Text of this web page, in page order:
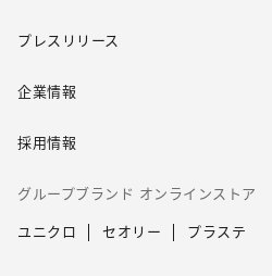
プレスリリース
企業情報
採用情報
グループブランド オンラインストア
ユニクロ セオリー プラステ